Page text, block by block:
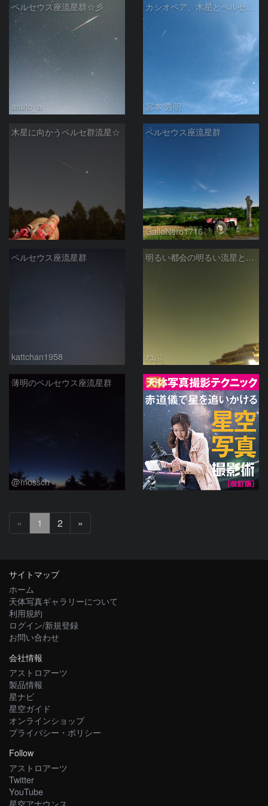
ペルセウス座流星群☆彡
asuto_a
カシオペア、木星とペルセ群流星
宮本 秀明
木星に向かうペルセ群流星☆
サワサワ☆
ペルセウス座流星群
GalloNero1716
ペルセウス座流星群
kattchan1958
明るい都会の明るい流星と木星
ねぶ
薄明のペルセウス座流星群
@mossch
PR
« 1 2 »
へ
サイトマップ
ホーム
天体写真ギャラリーについて
利用規約
ログイン/新規登録
お問い合わせ
会社情報
アストロアーツ
製品情報
星ナビ
星空ガイド
オンラインショップ
プライバシー・ポリシー
Follow
アストロアーツ
Twitter
YouTube
星空アナウンス